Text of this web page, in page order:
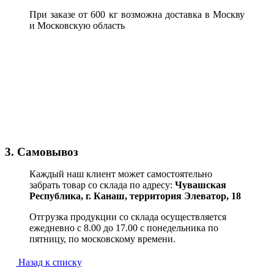
При заказе от 600 кг возможна доставка в Москву
и Московскую область
3. Самовывоз
Каждый наш клиент может самостоятельно
забрать товар со склада по адресу: Чувашская
Республика, г. Канаш, территория Элеватор, 18
Отгрузка продукции со склада осуществляется
ежедневно с 8.00 до 17.00 с понедельника по
пятницу, по московскому времени.
Назад к списку